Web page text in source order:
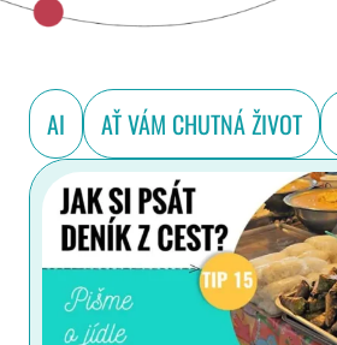
AI AŤ VÁM CHUTNÁ ŽIVOT